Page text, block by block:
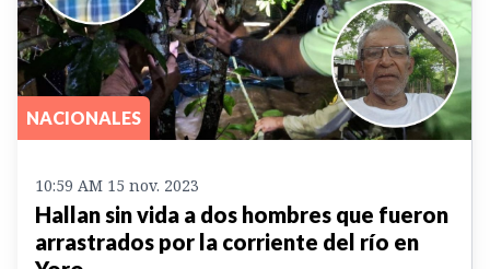
NACIONALES
10:59 AM 15 nov. 2023
Hallan sin vida a dos hombres que fueron
arrastrados por la corriente del río en